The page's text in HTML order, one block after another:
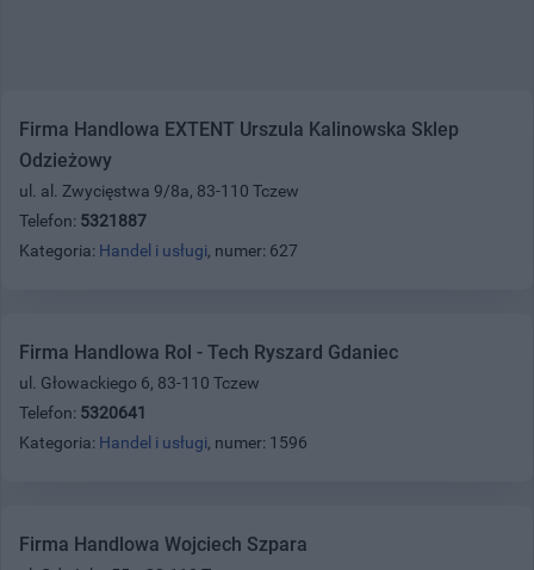
Firma Handlowa EXTENT Urszula Kalinowska Sklep
Odzieżowy
ul. al. Zwycięstwa 9/8a, 83-110 Tczew
Telefon: 5321887
Kategoria: Handel i usługi, numer: 627
Firma Handlowa Rol - Tech Ryszard Gdaniec
ul. Głowackiego 6, 83-110 Tczew
Telefon: 5320641
Kategoria: Handel i usługi, numer: 1596
Firma Handlowa Wojciech Szpara